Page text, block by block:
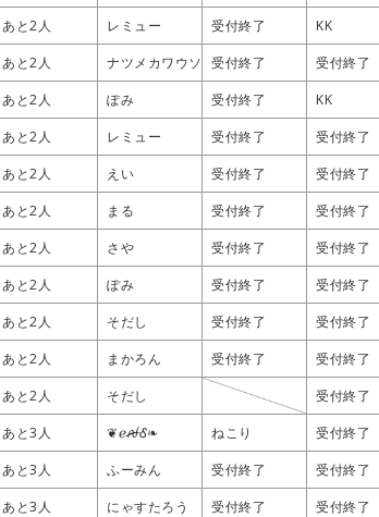
あと2人 レミュー 受付終了 KK
あと2人 ナツメカワウソ 受付終了 受付終了
あと2人 ぽみ 受付終了 KK
あと2人 レミュー 受付終了 受付終了
あと2人 えい 受付終了 受付終了
あと2人 まる 受付終了 受付終了
あと2人 さや 受付終了 受付終了
あと2人 ぽみ 受付終了 受付終了
あと2人 そだし 受付終了 受付終了
あと2人 まかろん 受付終了 受付終了
あと2人 そだし 受付終了
あと3人 ❦ℯꫛᎴ❧ ねこり 受付終了
あと3人 ふーみん 受付終了 受付終了
あと3人 にゃすたろう 受付終了 受付終了
あと2人 レミュー 受付終了 KK
あと2人 ナツメカワウソ 受付終了 受付終了
あと2人 ぽみ 受付終了 KK
あと2人 レミュー 受付終了 受付終了
あと2人 えい 受付終了 受付終了
あと2人 まる 受付終了 受付終了
あと2人 さや 受付終了 受付終了
あと2人 ぽみ 受付終了 受付終了
あと2人 そだし 受付終了 受付終了
あと2人 まかろん 受付終了 受付終了
あと2人 そだし 受付終了
あと3人 ❦ℯꫛᎴ❧ ねこり 受付終了
あと3人 ふーみん 受付終了 受付終了
あと3人 にゃすたろう 受付終了 受付終了
あと2人 レミュー 受付終了 KK
あと2人 ナツメカワウソ 受付終了 受付終了
あと2人 ぽみ 受付終了 KK
あと2人 レミュー 受付終了 受付終了
あと2人 えい 受付終了 受付終了
あと2人 まる 受付終了 受付終了
あと2人 さや 受付終了 受付終了
あと2人 ぽみ 受付終了 受付終了
あと2人 そだし 受付終了 受付終了
あと2人 まかろん 受付終了 受付終了
あと2人 そだし 受付終了
あと3人 ❦ℯꫛᎴ❧ ねこり 受付終了
あと3人 ふーみん 受付終了 受付終了
あと3人 にゃすたろう 受付終了 受付終了
あと2人 レミュー 受付終了 KK
あと2人 ナツメカワウソ 受付終了 受付終了
あと2人 ぽみ 受付終了 KK
あと2人 レミュー 受付終了 受付終了
あと2人 えい 受付終了 受付終了
あと2人 まる 受付終了 受付終了
あと2人 さや 受付終了 受付終了
あと2人 ぽみ 受付終了 受付終了
あと2人 そだし 受付終了 受付終了
あと2人 まかろん 受付終了 受付終了
あと2人 そだし 受付終了
あと3人 ❦ℯꫛᎴ❧ ねこり 受付終了
あと3人 ふーみん 受付終了 受付終了
あと3人 にゃすたろう 受付終了 受付終了